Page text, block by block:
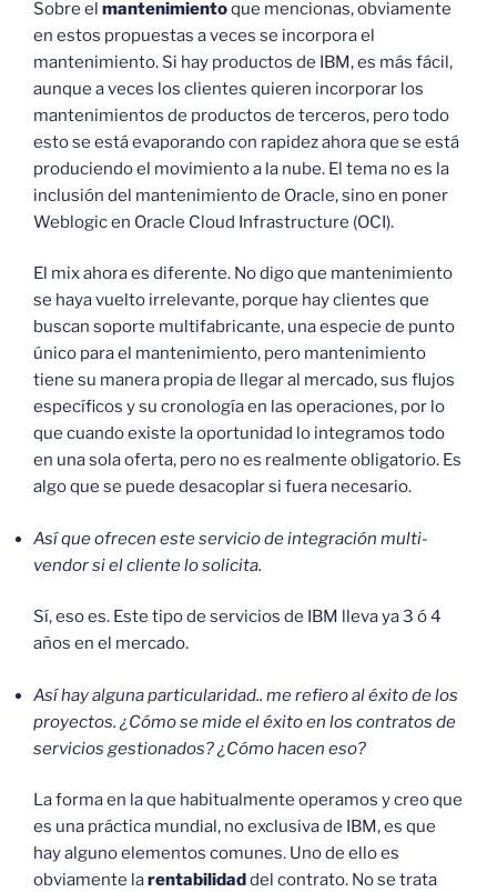
Sobre el mantenimientoque mencionas, obviamente
en estos propuestas a veces se incorpora el
mantenimiento. Si hay productos de IBM, es más fácil,
aunque a veces los clientes quieren incorporar los
mantenimientos de productos de terceros, pero todo
esto se está evaporando con rapidez ahora que se está
produciendo el movimiento a la nube. El tema no es la
inclusión del mantenimiento de Oracle, sino en poner
Weblogic en Oracle Cloud Infrastructure (OCI).
El mix ahora es diferente. No digo que mantenimiento
se haya vuelto irrelevante, porque hay clientes que
buscan soporte multifabricante, una especie de punto
único para el mantenimiento, pero mantenimiento
tiene su manera propia de llegar al mercado, sus flujos
específicos y su cronología en las operaciones, por lo
que cuando existe la oportunidad lo integramos todo
en una sola oferta, pero no es realmente obligatorio. Es
algo que se puede desacoplar si fuera necesario.
Así que ofrecen este servicio de integración multi-
vendor si el cliente lo solicita.
Sí, eso es. Este tipo de servicios de IBM lleva ya 3 ó 4
años en el mercado.
Así hay alguna particularidad.. me refiero al éxito de los
proyectos. ¿Cómo se mide el éxito en los contratos de
servicios gestionados? ¿Cómo hacen eso?
La forma en la que habitualmente operamos y creo que
es una práctica mundial, no exclusiva de IBM, es que
hay alguno elementos comunes. Uno de ello es
obviamente larentabilidad del contrato. No se trata